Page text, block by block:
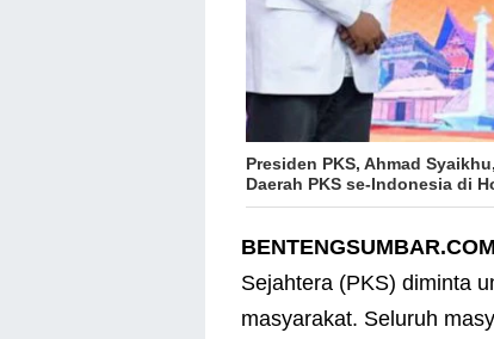
Presiden PKS, Ahmad
Daerah PKS se-Indonesia di
BENTENGSUMBAR.COM
Sejahtera (PKS) diminta
masyarakat. Seluruh